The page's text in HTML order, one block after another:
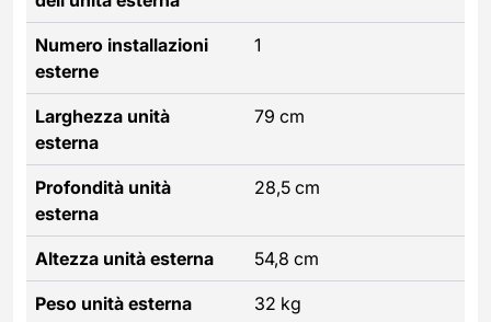
Numero installazioni
esterne
1
Larghezza unità
esterna
79 cm
Profondità unità
esterna
28,5 cm
Altezza unità esterna 54,8 cm
Peso unità esterna 32 kg